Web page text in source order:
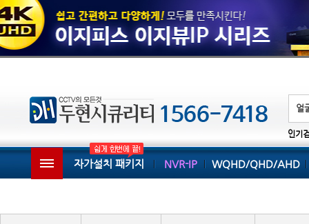
인기
자가설치 패키지 NVR-IP WQHD/QHD/AHD